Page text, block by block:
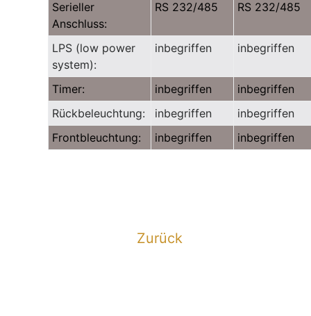
Serieller
Anschluss:
RS 232/485 RS 232/485
LPS (low power
system):
inbegriffen inbegriffen
Timer: inbegriffen
inbegriffen
Rückbeleuchtung:
inbegriffen
inbegriffen
Frontbleuchtung:
inbegriffen inbegriffen
Zurück